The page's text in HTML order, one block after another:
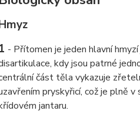
1 - Přítomen je jeden hlavní
kdy jsou patrné
část těla vykazuje
pryskyřicí, což je plně
jantaru.